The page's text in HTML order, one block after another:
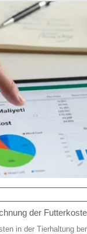
der
in der Tierhaltung